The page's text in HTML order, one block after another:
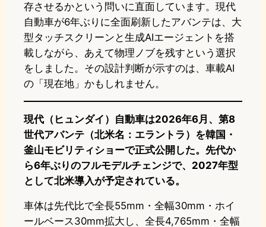
存させるかという問いに直面しています。現代
自動車が6年ぶりに全面刷新したアバンテは、大
型タッチスクリーンと生成AIエージェントを搭
載しながら、あえて物理ノブを残すという選択
をしました。その設計判断が示すのは、車載AI
の「現在地」かもしれません。
現代（ヒュンダイ）自動車は2026年6月、第8
世代アバンテ（北米名：エラントラ）を韓国・
釜山モビリティショーで正式公開した。先代か
ら6年ぶりのフルモデルチェンジで、2027年型
として北米導入が予定されている。
車体は先代比で全長55mm・全幅30mm・ホイ
ールベース30mm拡大し、全長4,765mm・全幅